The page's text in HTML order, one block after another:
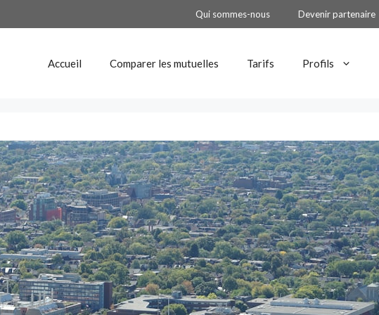
Qui sommes-nous Devenir partenaire
Accueil Comparer les mutuelles Tarifs Profils